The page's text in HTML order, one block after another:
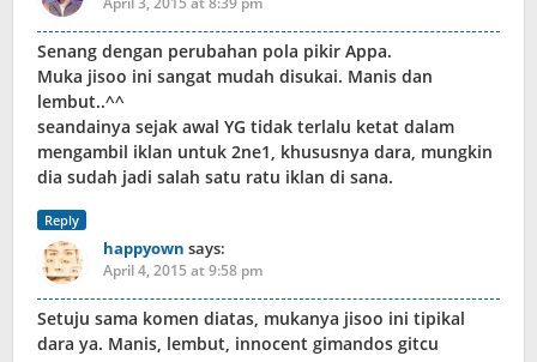
Senang dengan perubahan pola pikir Appa.
Muka jisoo ini sangat mudah disukai. Manis dan
lembut..^^
seandainya sejak awal YG tidak terlalu ketat dalam
mengambil iklan untuk 2ne1, khususnya dara, mungkin
dia sudah jadi salah satu ratu iklan di sana.
Reply
happyown says:
April 4, 2015 at 9:58 pm
Setuju sama komen diatas, mukanya jisoo ini tipikal
dara ya. Manis, lembut, innocent gimandos gitcu